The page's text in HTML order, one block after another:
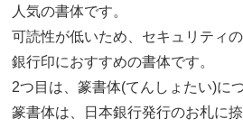
人気の書体です。
可読性が低いため、セキュリティ
銀行印におすすめの書体です。
2つ目は、篆書体(てんしょたい)に
篆書体は、日本銀行発行のお札に